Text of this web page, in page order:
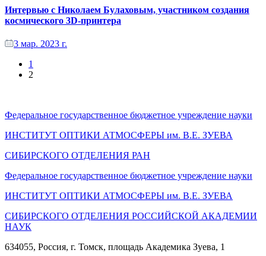
Интервью с Николаем Булаховым, участником создания
космического 3D-принтера
3 мар. 2023 г.
1
2
Федеральное государственное бюджетное учреждение науки
ИНСТИТУТ ОПТИКИ АТМОСФЕРЫ им. В.Е. ЗУЕВА
СИБИРСКОГО ОТДЕЛЕНИЯ РАН
Федеральное государственное бюджетное учреждение науки
ИНСТИТУТ ОПТИКИ АТМОСФЕРЫ им. В.Е. ЗУЕВА
СИБИРСКОГО ОТДЕЛЕНИЯ РОССИЙСКОЙ АКАДЕМИИ
НАУК
634055, Россия, г. Томск, площадь Академика Зуева, 1